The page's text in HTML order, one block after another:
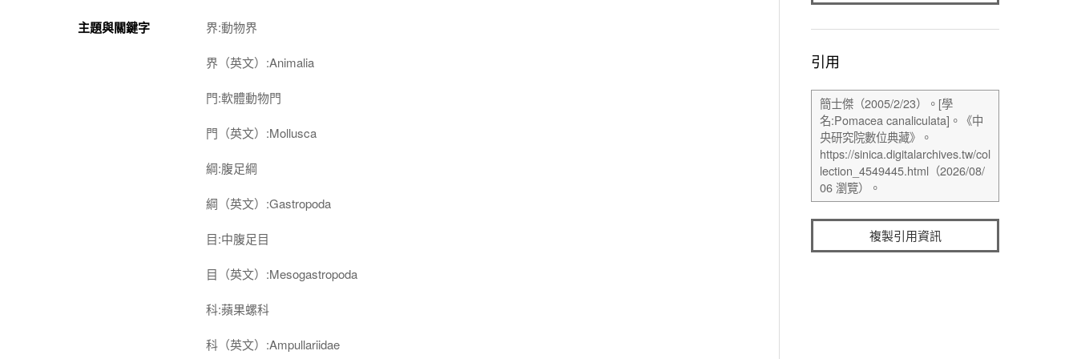
主題與關鍵字 界:動物界
界（英文）:Animalia
門:軟體動物門
門（英文）:Mollusca
綱:腹足綱
綱（英文）:Gastropoda
目:中腹足目
目（英文）:Mesogastropoda
科:蘋果螺科
科（英文）:Ampullariidae
引用
複製引用資訊